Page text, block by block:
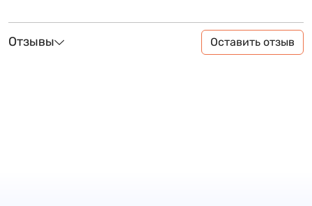
Отзывы Оставить отзыв